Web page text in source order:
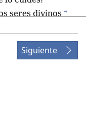
seres divinos *
de tus manos;
Siguiente